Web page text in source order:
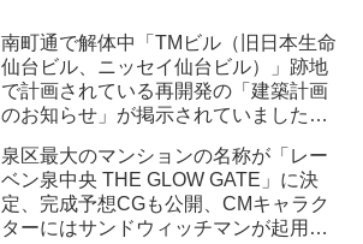
南町通で解体中「TMビル（旧日本生命
仙台ビル、ニッセイ仙台ビル）」跡地
で計画されている再開発の「建築計画
のお知らせ」が掲示されていました・
泉区最大のマンションの名称が「レー
ベン泉中央 THE GLOW GATE」に決
定、完成予想CGも公開、CMキャラク
ターにはサンドウィッチマンが起用さ